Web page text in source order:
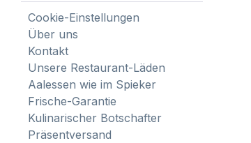
Cookie-Einstellungen
Über uns
Kontakt
Unsere Restaurant-Läden
Aalessen wie im Spieker
Frische-Garantie
Kulinarischer Botschafter
Präsentversand